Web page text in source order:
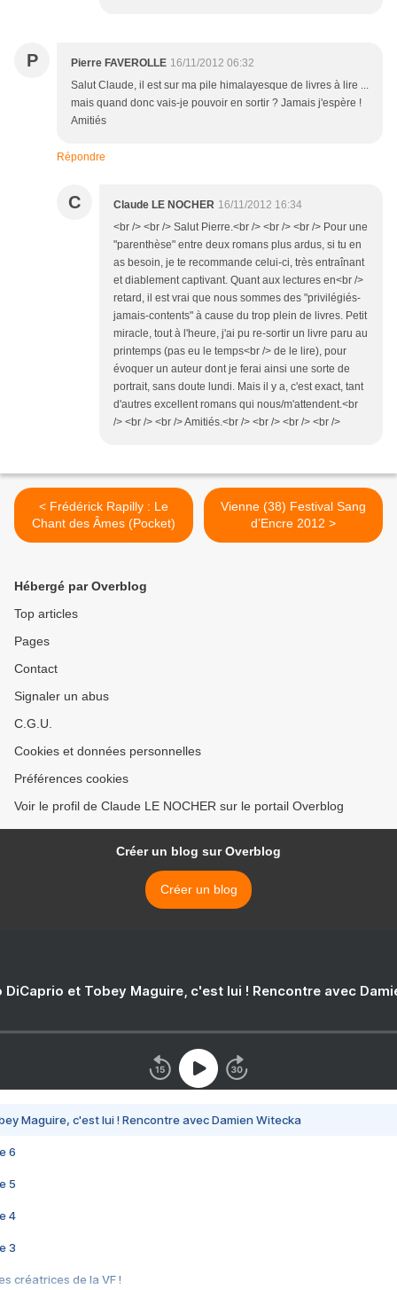
P Pierre FAVEROLLE 16/11/2012 06:32
Salut Claude, il est sur ma pile himalayesque de livres à lire ...
mais quand donc vais-je pouvoir en sortir ? Jamais j'espère !
Amitiés
Répondre
C Claude LE NOCHER 16/11/2012 16:34
<br /> <br /> Salut Pierre.<br /> <br /> <br /> Pour une
"parenthèse" entre deux romans plus ardus, si tu en
as besoin, je te recommande celui-ci, très entraînant
et diablement captivant. Quant aux lectures en<br />
retard, il est vrai que nous sommes des "privilégiés-
jamais-contents" à cause du trop plein de livres. Petit
miracle, tout à l'heure, j'ai pu re-sortir un livre paru au
printemps (pas eu le temps<br /> de le lire), pour
évoquer un auteur dont je ferai ainsi une sorte de
portrait, sans doute lundi. Mais il y a, c'est exact, tant
d'autres excellent romans qui nous/m'attendent.<br
/> <br /> <br /> Amitiés.<br /> <br /> <br /> <br />
< Frédérick Rapilly : Le
Chant des Âmes (Pocket)
Vienne (38) Festival Sang
d’Encre 2012 >
Hébergé par Overblog
Top articles
Pages
Contact
Signaler un abus
C.G.U.
Cookies et données personnelles
Préférences cookies
Voir le profil de Claude LE NOCHER sur le portail Overblog
Créer un blog sur Overblog
Créer un blog
DiCaprio et Tobey Maguire, c'est lui ! Rencontre avec
Maguire, c'est lui ! Rencontre avec Damien Witecka
6
5
4
3
créatrices de la VF !